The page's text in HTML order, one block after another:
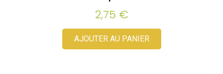
2,75 €
AJOUTER AU PANIER